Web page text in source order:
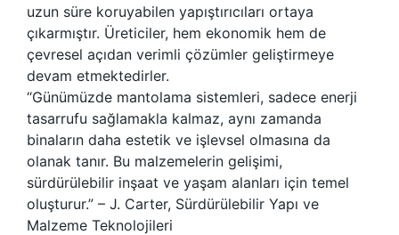
uzun süre koruyabilen yapıştırıcıları ortaya
çıkarmıştır. Üreticiler, hem ekonomik hem de
çevresel açıdan verimli çözümler geliştirmeye
devam etmektedirler.
“Günümüzde mantolama sistemleri, sadece enerji
tasarrufu sağlamakla kalmaz, aynı zamanda
binaların daha estetik ve işlevsel olmasına da
olanak tanır. Bu malzemelerin gelişimi,
sürdürülebilir inşaat ve yaşam alanları için temel
oluşturur.” – J. Carter, Sürdürülebilir Yapı ve
Malzeme Teknolojileri